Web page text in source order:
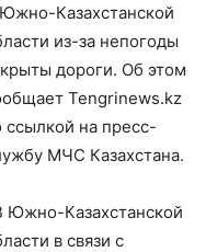
Казахстанской
из-за непогоды
дороги. Об этом
Tengrinews.kz
ссылкой на пресс-
МЧС Казахстана.
Южно-Казахстанской
в связи с